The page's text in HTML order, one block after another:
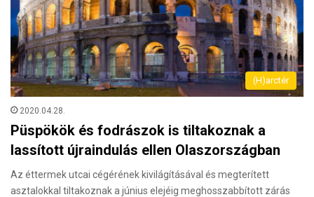
(H)arctér
2020.04.28.
Püspökök és fodrászok is tiltakoznak a
lassított újraindulás ellen Olaszországban
Az éttermek utcai cégérének kivilágításával és megterített
asztalokkal tiltakoznak a június elejéig meghosszabbított zárás